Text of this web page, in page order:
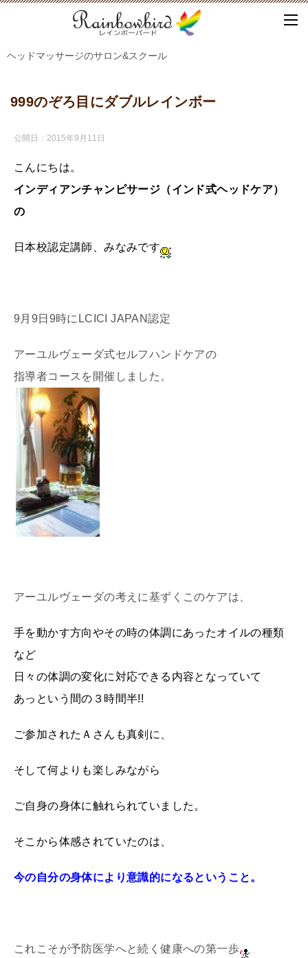
ヘッドマッサージのサロン&スクール
999のぞろ目にダブルレインボー
公開日： 2015年9月11日
こんにちは。
インディアンチャンピサージ（インド式ヘッドケア）
の
日本校認定講師、みなみです
9月9日9時にLCICI JAPAN認定
アーユルヴェーダ式セルフハンドケアの
指導者コースを開催しました。
アーユルヴェーダの考えに基ずくこのケアは、
手を動かす方向やその時の体調にあったオイルの種類
など
日々の体調の変化に対応できる内容となっていて
あっという間の３時間半!!
ご参加されたＡさんも真剣に、
そして何よりも楽しみながら
ご自身の身体に触れられていました。
そこから体感されていたのは、
今の自分の身体により意識的になるということ。
これこそが予防医学へと続く健康への第一歩